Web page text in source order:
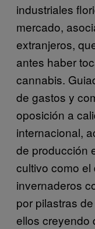
industriales
mercado,
extranjeros,
antes haber
cannabis.
de gastos y
oposición a
internacional,
de producción
cultivo como
invernaderos
por pilastras
ellos creyendo